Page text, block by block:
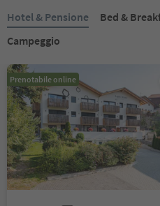
Hotel & Pensione Bed &
Campeggio
Prenotabile online